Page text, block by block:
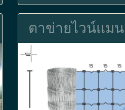
ตาข่ายไวน์แมน